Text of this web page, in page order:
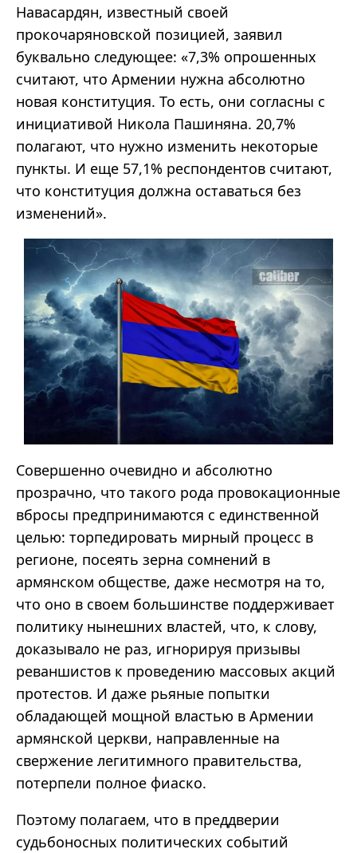
Навасардян, известный своей
прокочаряновской позицией, заявил
буквально следующее: «7,3% опрошенных
считают, что Армении нужна абсолютно
новая конституция. То есть, они согласны с
инициативой Никола Пашиняна. 20,7%
полагают, что нужно изменить некоторые
пункты. И еще 57,1% респондентов считают,
что конституция должна оставаться без
изменений».
Совершенно очевидно и абсолютно
прозрачно, что такого рода провокационные
вбросы предпринимаются с единственной
целью: торпедировать мирный процесс в
регионе, посеять зерна сомнений в
армянском обществе, даже несмотря на то,
что оно в своем большинстве поддерживает
политику нынешних властей, что, к слову,
доказывало не раз, игнорируя призывы
реваншистов к проведению массовых акций
протестов. И даже рьяные попытки
обладающей мощной властью в Армении
армянской церкви, направленные на
свержение легитимного правительства,
потерпели полное фиаско.
Поэтому полагаем, что в преддверии
судьбоносных политических событий